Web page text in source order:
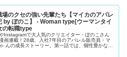
場のクセの強い先輩たち【マイカのアパレ
by ぼのこ】 - Woman type[ウーマンタイ
の転職type
Instagramで大人気のクリエイター・ぼのこさん
画連載！28歳、入社7年目のアパレル販売員・マ
んの成長ストーリー。第一話では、個性豊かな上